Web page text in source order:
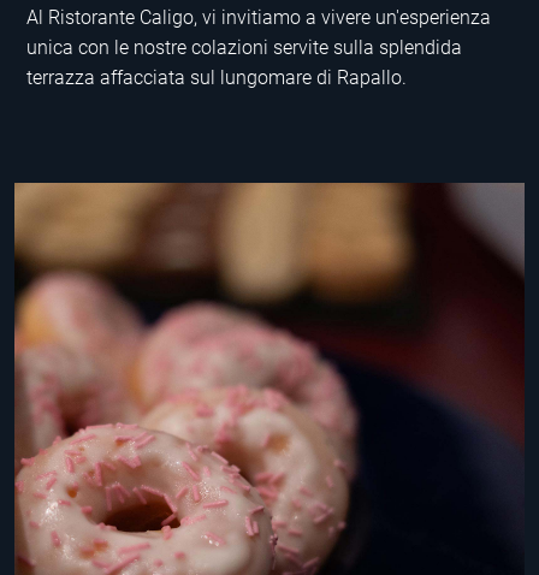
Al Ristorante Caligo, vi invitiamo a vivere un'esperienza
unica con le nostre colazioni servite sulla splendida
terrazza affacciata sul lungomare di Rapallo.